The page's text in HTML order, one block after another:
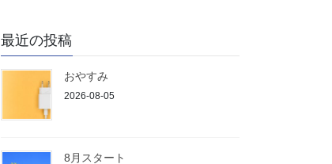
最近の投稿
おやすみ
2026-08-05
8月スタート